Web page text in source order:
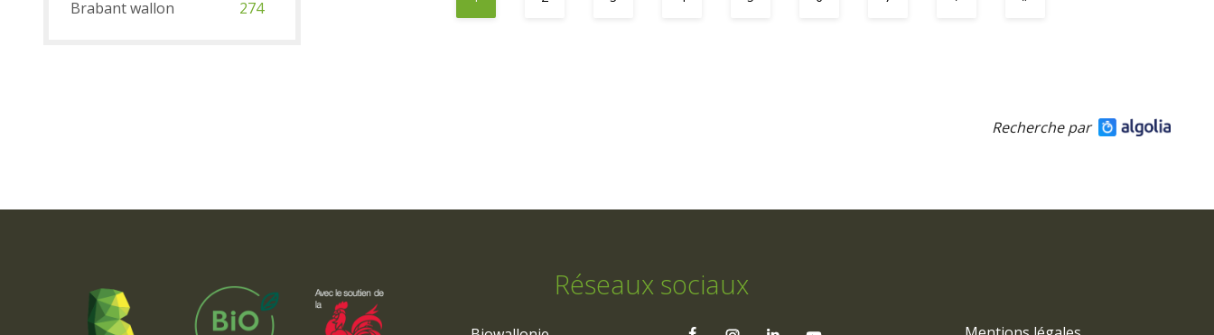
Brabant wallon
274
Recherche par
Réseaux sociaux